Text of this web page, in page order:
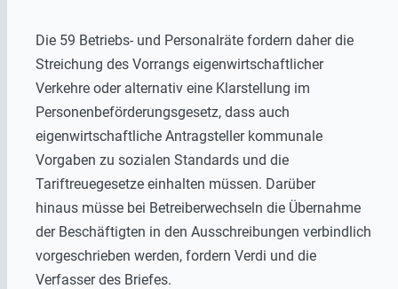
Die 59 Betriebs- und Personalräte fordern daher die
Streichung des Vorrangs eigenwirtschaftlicher
Verkehre oder alternativ eine Klarstellung im
Personenbeförderungsgesetz, dass auch
eigenwirtschaftliche Antragsteller kommunale
Vorgaben zu sozialen Standards und die
Tariftreuegesetze einhalten müssen. Darüber
hinaus müsse bei Betreiberwechseln die Übernahme
der Beschäftigten in den Ausschreibungen verbindlich
vorgeschrieben werden, fordern Verdi und die
Verfasser des Briefes.